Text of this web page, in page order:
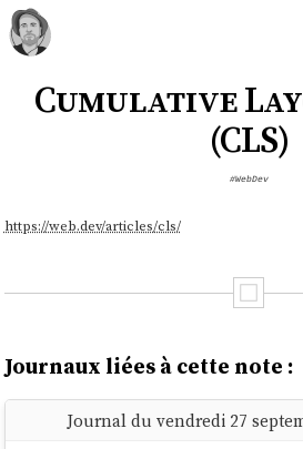
Cumulative
(CLS)
#WebDev
https://web.dev/articles/cls/
Journaux liées à cette note :
Journal du vendredi 27